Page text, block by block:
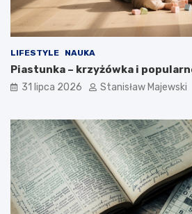
LIFESTYLE NAUKA
Piastunka – krzyżówka i
31 lipca 2026 Stanisław Majewski